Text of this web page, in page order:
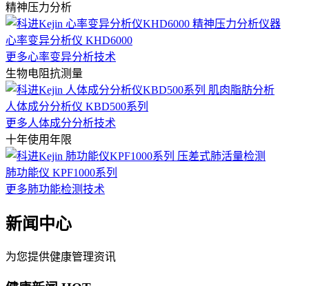
精神压力分析
心率变异分析仪 KHD6000
更多心率变异分析技术
生物电阻抗测量
人体成分分析仪 KBD500系列
更多人体成分分析技术
十年使用年限
肺功能仪 KPF1000系列
更多肺功能检测技术
新闻中心
为您提供健康管理资讯